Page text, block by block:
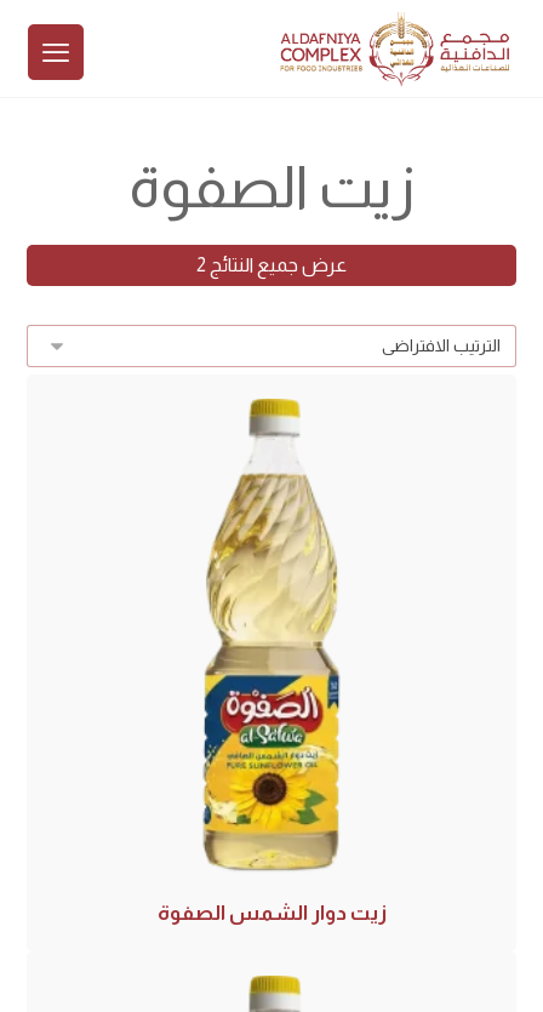
زيت الصفوة
عرض جميع النتائج 2
زيت دوار الشمس الصفوة